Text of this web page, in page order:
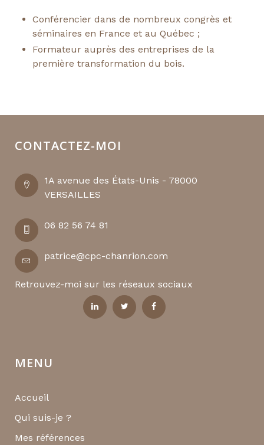
Conférencier dans de nombreux congrès et
séminaires en France et au Québec ;
Formateur auprès des entreprises de la
première transformation du bois.
CONTACTEZ-MOI
1A avenue des États-Unis - 78000
VERSAILLES
06 82 56 74 81
patrice@cpc-chanrion.com
Retrouvez-moi sur les réseaux sociaux
MENU
Accueil
Qui suis-je ?
Mes références